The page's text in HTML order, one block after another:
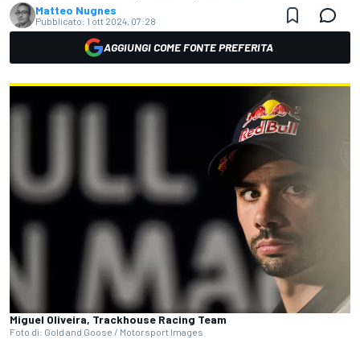
Matteo Nugnes
Pubblicato: 1 ott 2024, 07:28
AGGIUNGI COME FONTE PREFERITA
Miguel Oliveira, Trackhouse Racing Team
Foto di: Gold and Goose / Motorsport Images